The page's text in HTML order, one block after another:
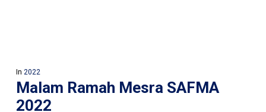
In 2022
Malam Ramah Mesra SAFMA
2022